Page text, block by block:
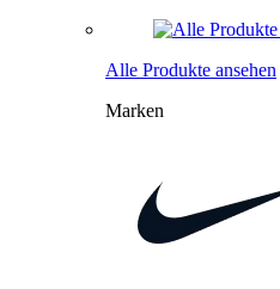
Alle Produkte ansehen
Marken